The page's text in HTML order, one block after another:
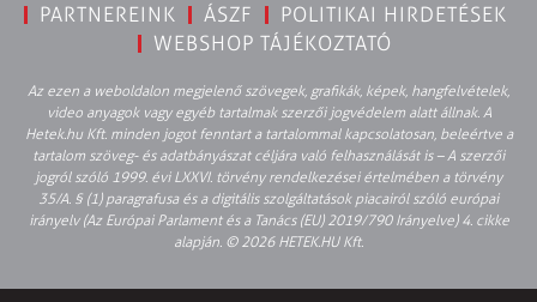
PARTNEREINK
ÁSZF
POLITIKAI HIRDETÉSEK
WEBSHOP TÁJÉKOZTATÓ
Az ezen a weboldalon megjelenő szövegek, grafikák, képek, hangfelvételek,
video anyagok vagy egyéb tartalmak szerzői jogvédelem alatt állnak. A
Hetek.hu Kft. minden jogot fenntart a tartalommal kapcsolatosan, beleértve a
tartalom szöveg- és adatbányászat céljára való felhasználását is – A szerzői
jogról szóló 1999. évi LXXVI. törvény rendelkezései értelmében a törvény
35/A. § (1) paragrafusa és a digitális szolgáltatások piacairól szóló európai
irányelv (Az Európai Parlament és a Tanács (EU) 2019/790 Irányelve) 4. cikke
alapján. © 2026 HETEK.HU Kft.